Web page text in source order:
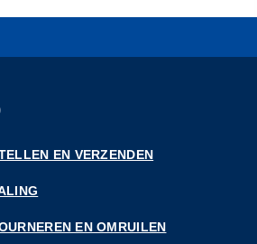
EN VERZENDEN
EN OMRUILEN